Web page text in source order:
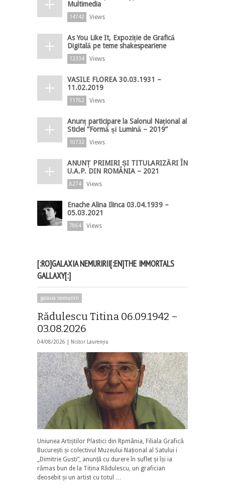
Multimedia
14742 Views
As You Like It, Expoziție de Grafică
Digitală pe teme shakespeariene
12334 Views
VASILE FLOREA 30.03.1931 –
11.02.2019
11762 Views
Anunț participare la Salonul Național al
Sticlei ”Formă și Lumină – 2019”
10732 Views
ANUNȚ PRIMIRI ȘI TITULARIZĂRI ÎN
U.A.P. DIN ROMÂNIA – 2021
8274 Views
Enache Alina Ilinca 03.04.1939 –
05.03.2021
7864 Views
[:RO]GALAXIA NEMURIRII[:EN]THE IMMORTALS
GALLAXY[:]
galaxia nemuririi
Rădulescu Titina 06.09.1942 –
03.08.2026
04/08/2026 | Nistor Laurențiu
Uniunea Artiștilor Plastici din Rpmânia, Filiala Grafică
București și colectivul Muzeului Național al Satului i
„Dimitrie Gusti”, anunță cu durere în suflet și își ia
rămas bun de la Titina Rădulescu, un grafician
deosebit și un artist cu totul …